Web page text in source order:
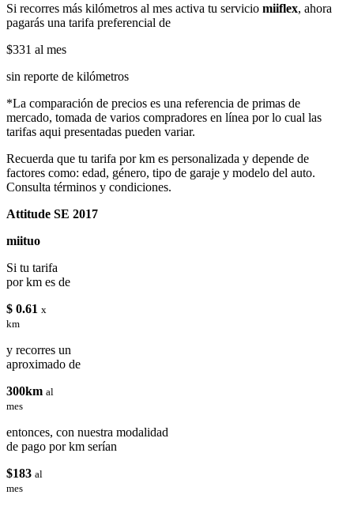
Si recorres más kilómetros al mes activa tu servicio miiflex, ahora
pagarás una tarifa preferencial de
$331 al mes
sin reporte de kilómetros
*La comparación de precios es una referencia de primas de
mercado, tomada de varios compradores en línea por lo cual las
tarifas aqui presentadas pueden variar.
Recuerda que tu tarifa por km es personalizada y depende de
factores como: edad, género, tipo de garaje y modelo del auto.
Consulta términos y condiciones.
Attitude SE 2017
miituo
Si tu tarifa
por km es de
$ 0.61 x
km
y recorres un
aproximado de
300km al
mes
entonces, con nuestra modalidad
de pago por km serían
$183 al
mes